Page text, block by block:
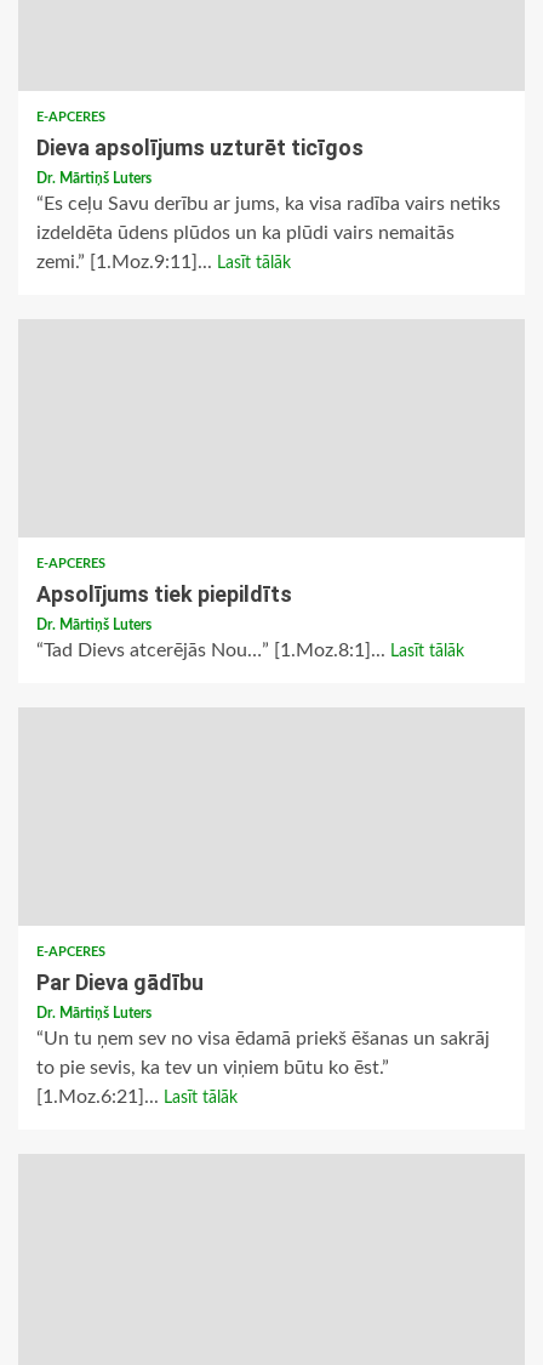
E-APCERES
Dieva apsolījums uzturēt ticīgos
Dr. Mārtiņš Luters
“Es ceļu Savu derību ar jums, ka visa radība vairs netiks
izdeldēta ūdens plūdos un ka plūdi vairs nemaitās
zemi.” [1.Moz.9:11]... Lasīt tālāk
E-APCERES
Apsolījums tiek piepildīts
Dr. Mārtiņš Luters
“Tad Dievs atcerējās Nou…” [1.Moz.8:1]... Lasīt tālāk
E-APCERES
Par Dieva gādību
Dr. Mārtiņš Luters
“Un tu ņem sev no visa ēdamā priekš ēšanas un sakrāj
to pie sevis, ka tev un viņiem būtu ko ēst.”
[1.Moz.6:21]... Lasīt tālāk